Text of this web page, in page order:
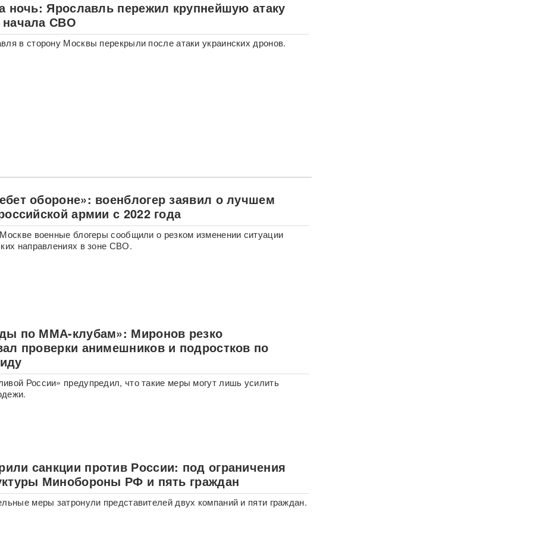
ночь: Ярославль пережил крупнейшую атаку
СВО
в сторону Москвы перекрыли после атаки украинских дронов.
обороне»: военблогер заявил о лучшем
армии с 2022 года
военные блогеры сообщили о резком изменении ситуации
направлениях в зоне СВО.
по ММА-клубам»: Миронов резко
проверки анимешников и подростков по
России» предупредил, что такие меры могут лишь усилить
санкции против России: под ограничения
Минобороны РФ и пять граждан
меры затронули представителей двух компаний и пяти граждан.